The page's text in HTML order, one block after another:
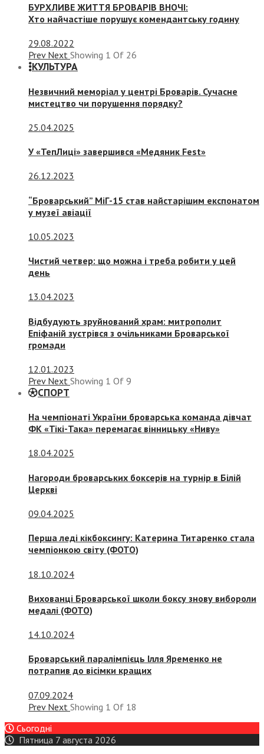
БУРХЛИВЕ ЖИТТЯ БРОВАРІВ ВНОЧІ:
Хто найчастіше порушує комендантську годину
29.08.2022
Prev Next Showing 1 Of 26
КУЛЬТУРА
Незвичний меморіал у центрі Броварів. Сучасне
мистецтво чи порушення порядку?
25.04.2025
У «ТепЛиці» завершився «Медяник Fest»
26.12.2023
“Броварський” МіГ-15 став найстарішим експонатом
у музеї авіації
10.05.2023
Чистий четвер: що можна і треба робити у цей
день
13.04.2023
Відбудують зруйнований храм: митрополит
Епіфаній зустрівся з очільниками Броварської
громади
12.01.2023
Prev Next Showing 1 Of 9
СПОРТ
На чемпіонаті України броварська команда дівчат
ФК «Тікі-Така» перемагає вінницьку «Ниву»
18.04.2025
Нагороди броварських боксерів на турнір в Білій
Церкві
09.04.2025
Перша леді кікбоксингу: Катерина Титаренко стала
чемпіонкою світу (ФОТО)
18.10.2024
Вихованці Броварської школи боксу знову вибороли
медалі (ФОТО)
14.10.2024
Броварський паралімпієць Ілля Яременко не
потрапив до вісімки кращих
07.09.2024
Prev Next Showing 1 Of 18
Сьогодні
Пятница 7 августа 2026